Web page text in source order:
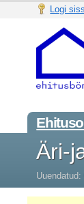
Logi
Äri-
Uuendatud: